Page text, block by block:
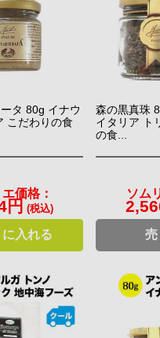
”と呼ばれる世界三大珍
、アルプスとアドリア海の間
の まばゆい環境の中で情熱と
ザメの卵を使用。愛好家好みの
て高い評価を受けています。
⇒ キャビア・ジャベリ商品
税込）
で紹介した食材は、どれも賞味
で、いざという時のもう一品や
よ。ソムリエのおすすめは、
リアージュ！是非、ワインと
くださいね。
タ 80g イナウ
こだわりの食
価格：
円 (税込)
に入れる
森の黒真珠
イタリア ト
の食...
ソム
売